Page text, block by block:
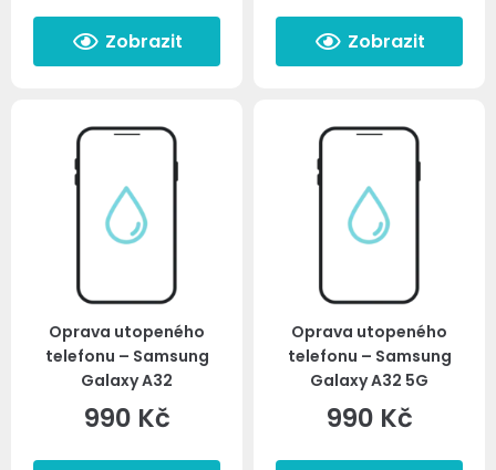
Zobrazit Zobrazit
Oprava utopeného
telefonu – Samsung
Galaxy A32
990 Kč
Oprava utopeného
telefonu – Samsung
Galaxy A32 5G
990 Kč